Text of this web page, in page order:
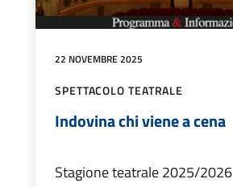
22 NOVEMBRE 2025
SPETTACOLO TEATRALE
Indovina chi viene a cena
Stagione teatrale 2025/2026